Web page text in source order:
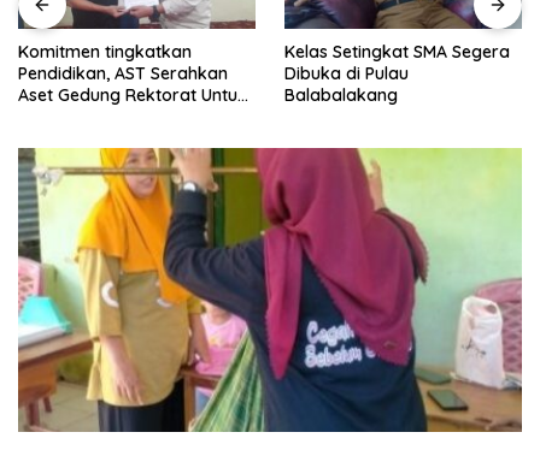
Komitmen tingkatkan
Pendidikan, AST Serahkan
Aset Gedung Rektorat Untuk
Kelas Setingkat SMA Segera
Dibuka di Pulau
Balabalakang